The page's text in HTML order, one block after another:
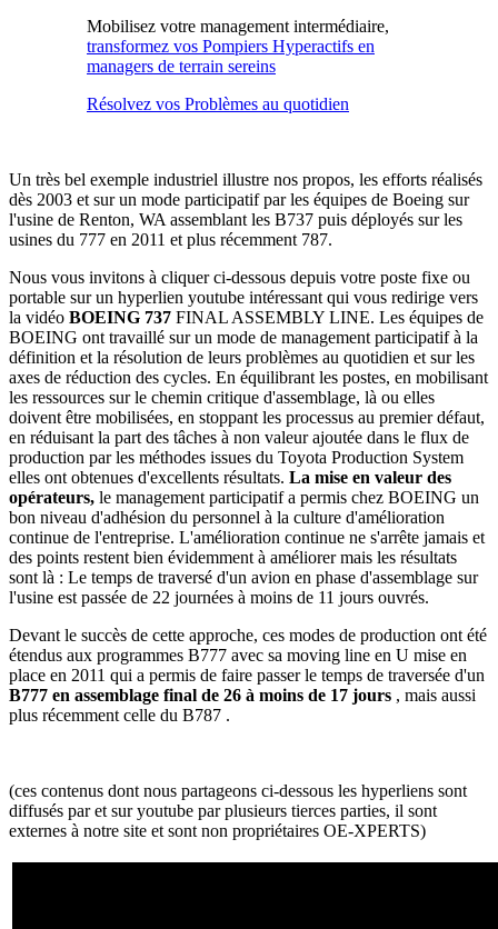
Mobilisez votre management intermédiaire,
transformez vos Pompiers Hyperactifs en
managers de terrain sereins
Résolvez vos Problèmes au quotidien
Un très bel exemple industriel illustre nos propos, les efforts réalisés
dès 2003 et sur un mode participatif par les équipes de Boeing sur
l'usine de Renton, WA assemblant les B737 puis déployés sur les
usines du 777 en 2011 et plus récemment 787.
Nous vous invitons à cliquer ci-dessous depuis votre poste fixe ou
portable sur un hyperlien youtube intéressant qui vous redirige vers
la vidéo BOEING 737 FINAL ASSEMBLY LINE. Les équipes de
BOEING ont travaillé sur un mode de management participatif à la
définition et la résolution de leurs problèmes au quotidien et sur les
axes de réduction des cycles. En équilibrant les postes, en mobilisant
les ressources sur le chemin critique d'assemblage, là ou elles
doivent être mobilisées, en stoppant les processus au premier défaut,
en réduisant la part des tâches à non valeur ajoutée dans le flux de
production par les méthodes issues du Toyota Production System
elles ont obtenues d'excellents résultats. La mise en valeur des
opérateurs, le management participatif a permis chez BOEING un
bon niveau d'adhésion du personnel à la culture d'amélioration
continue de l'entreprise. L'amélioration continue ne s'arrête jamais et
des points restent bien évidemment à améliorer mais les résultats
sont là : Le temps de traversé d'un avion en phase d'assemblage sur
l'usine est passée de 22 journées à moins de 11 jours ouvrés.
Devant le succès de cette approche, ces modes de production ont été
étendus aux programmes B777 avec sa moving line en U mise en
place en 2011 qui a permis de faire passer le temps de traversée d'un
B777 en assemblage final de 26 à moins de 17 jours , mais aussi
plus récemment celle du B787 .
(ces contenus dont nous partageons ci-dessous les hyperliens sont
diffusés par et sur youtube par plusieurs tierces parties, il sont
externes à notre site et sont non propriétaires OE-XPERTS)